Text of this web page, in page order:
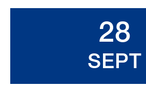
28
SEPT